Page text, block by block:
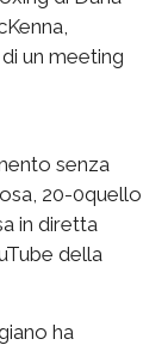
un meeting
senza
20-0quello
in diretta
della
ha